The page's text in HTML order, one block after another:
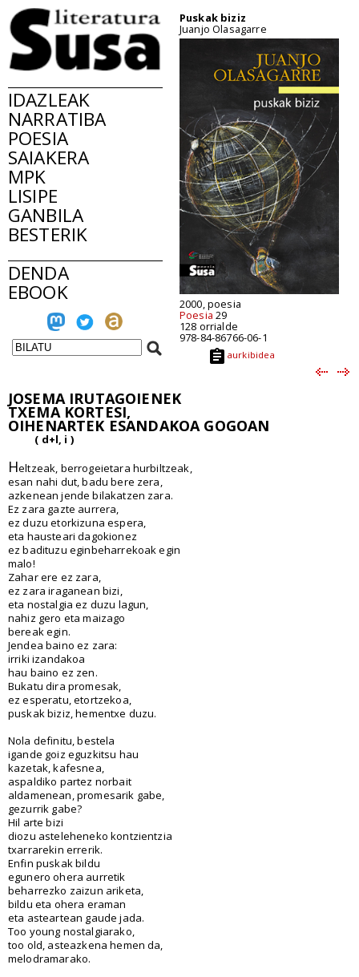
IDAZLEAK
NARRATIBA
POESIA
SAIAKERA
MPK
LISIPE
GANBILA
BESTERIK
DENDA
EBOOK
Puskak biziz
Juanjo Olasagarre
2000, poesia
Poesia 29
128 orrialde
978-84-86766-06-1
aurkibidea
JOSEMA IRUTAGOIENEK
TXEMA KORTESI,
OIHENARTEK ESANDAKOA GOGOAN
( d+l, i )
Heltzeak, berrogeietara hurbiltzeak,
esan nahi dut, badu bere zera,
azkenean jende bilakatzen zara.
Ez zara gazte aurrera,
ez duzu etorkizuna espera,
eta hausteari dagokionez
ez badituzu eginbeharrekoak egin
malo!
Zahar ere ez zara,
ez zara iraganean bizi,
eta nostalgia ez duzu lagun,
nahiz gero eta maizago
bereak egin.
Jendea baino ez zara:
irriki izandakoa
hau baino ez zen.
Bukatu dira promesak,
ez esperatu, etortzekoa,
puskak biziz, hementxe duzu.
Nola definitu, bestela
igande goiz eguzkitsu hau
kazetak, kafesnea,
aspaldiko partez norbait
aldamenean, promesarik gabe,
gezurrik gabe?
Hil arte bizi
diozu asteleheneko kontzientzia
txarrarekin errerik.
Enfin puskak bildu
egunero ohera aurretik
beharrezko zaizun ariketa,
bildu eta ohera eraman
eta asteartean gaude jada.
Too young nostalgiarako,
too old, asteazkena hemen da,
melodramarako.